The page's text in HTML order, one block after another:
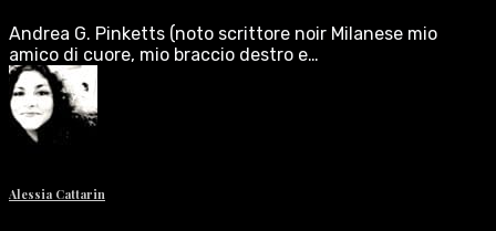
Andrea G. Pinketts (noto scrittore noir Milanese mio
amico di cuore, mio braccio destro e…
Alessia Cattarin